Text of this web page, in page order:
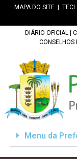
MAPA DO SITE
DIÁRIO OFICIAL
CONSELHOS
Menu da